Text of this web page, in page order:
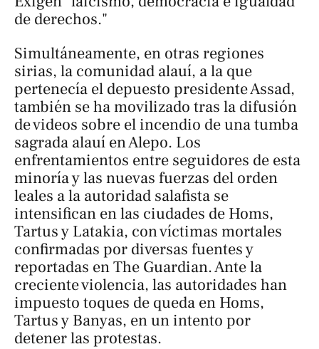
de derechos."
Simultáneamente, en otras regiones
sirias, la comunidad alauí, a la que
pertenecía el depuesto presidente Assad,
también se ha movilizado tras la difusión
de videos sobre el incendio de una tumba
sagrada alauí en Alepo. Los
enfrentamientos entre seguidores de esta
minoría y las nuevas fuerzas del orden
leales a la autoridad salafista se
intensifican en las ciudades de Homs,
Tartus y Latakia, con víctimas mortales
confirmadas por diversas fuentes y
reportadas enThe Guardian. Ante la
creciente violencia, las autoridades han
impuesto toques de queda en Homs,
Tartus y Banyas, en un intento por
detener las protestas.